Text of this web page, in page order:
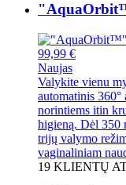
99,99 €
Naujas
Valykite vienu
automatinis
norintiems itin
higieną. Dėl 350
trijų valymo
vaginaliniam
19 KLIENTŲ